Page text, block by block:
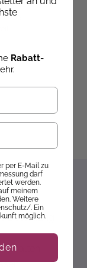
10%
Bestellung
Rabatt-
per E-Mail zu
darf
werden.
meinem
Weitere
. Ein
möglich.